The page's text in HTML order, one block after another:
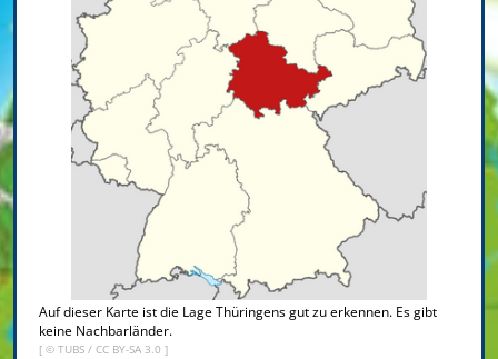
Auf dieser Karte ist die Lage Thüringens gut zu erkennen. Es gibt
keine Nachbarländer.
[ © TUBS / CC BY-SA 3.0 ]